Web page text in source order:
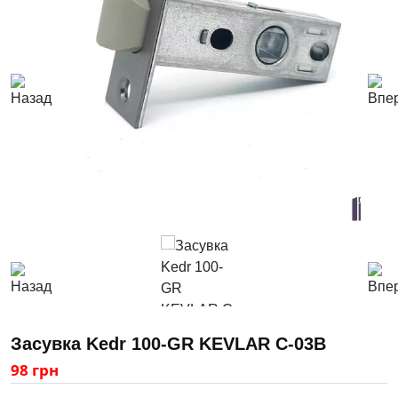
Засувка Kedr 100-GR KEVLAR C-03В
98 грн